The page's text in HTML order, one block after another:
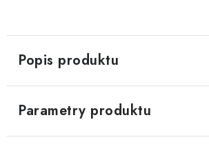
Popis produktu
Parametry produktu